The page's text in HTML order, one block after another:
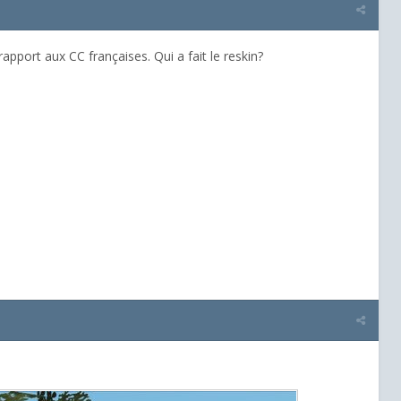
aux CC françaises. Qui a fait le reskin?